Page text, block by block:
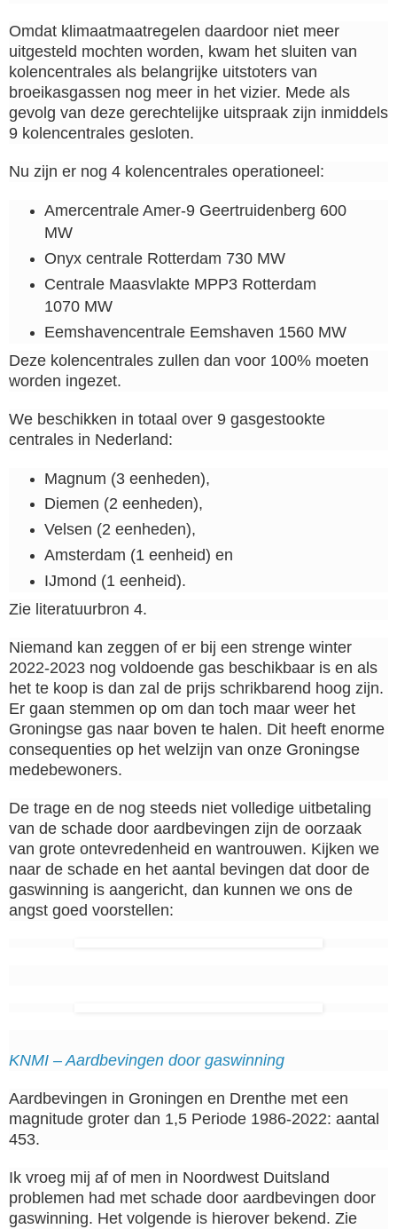
Omdat klimaatmaatregelen daardoor niet meer
uitgesteld mochten worden, kwam het sluiten van
kolencentrales als belangrijke uitstoters van
broeikasgassen nog meer in het vizier. Mede als
gevolg van deze gerechtelijke uitspraak zijn inmiddels
9 kolencentrales gesloten.
Nu zijn er nog 4 kolencentrales operationeel:
Amercentrale Amer-9 Geertruidenberg 600
MW
Onyx centrale Rotterdam 730 MW
Centrale Maasvlakte MPP3 Rotterdam
1070 MW
Eemshavencentrale Eemshaven 1560 MW
Deze kolencentrales zullen dan voor 100% moeten
worden ingezet.
We beschikken in totaal over 9 gasgestookte
centrales in Nederland:
Magnum (3 eenheden),
Diemen (2 eenheden),
Velsen (2 eenheden),
Amsterdam (1 eenheid) en
IJmond (1 eenheid).
Zie literatuurbron 4.
Niemand kan zeggen of er bij een strenge winter
2022-2023 nog voldoende gas beschikbaar is en als
het te koop is dan zal de prijs schrikbarend hoog zijn.
Er gaan stemmen op om dan toch maar weer het
Groningse gas naar boven te halen. Dit heeft enorme
consequenties op het welzijn van onze Groningse
medebewoners.
De trage en de nog steeds niet volledige uitbetaling
van de schade door aardbevingen zijn de oorzaak
van grote ontevredenheid en wantrouwen. Kijken we
naar de schade en het aantal bevingen dat door de
gaswinning is aangericht, dan kunnen we ons de
angst goed voorstellen:
KNMI – Aardbevingen door gaswinning
Aardbevingen in Groningen en Drenthe met een
magnitude groter dan 1,5 Periode 1986-2022: aantal
453.
Ik vroeg mij af of men in Noordwest Duitsland
problemen had met schade door aardbevingen door
gaswinning. Het volgende is hierover bekend. Zie